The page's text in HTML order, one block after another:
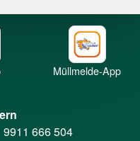
Müllmelde-App
9911 666 504